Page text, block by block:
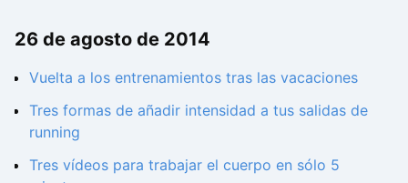
26 de agosto de 2014
Vuelta a los entrenamientos tras las vacaciones
Tres formas de añadir intensidad a tus salidas de
running
Tres vídeos para trabajar el cuerpo en sólo 5